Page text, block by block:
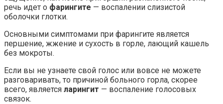
речь идет о фарингите — воспалении слизистой
оболочки глотки.
Основными симптомами при фарингите является
першение, жжение и сухость в горле, лающий кашель
без мокроты.
Если вы не узнаете свой голос или вовсе не можете
разговаривать, то причиной больного горла, скорее
всего, является ларингит — воспаление голосовых
связок.